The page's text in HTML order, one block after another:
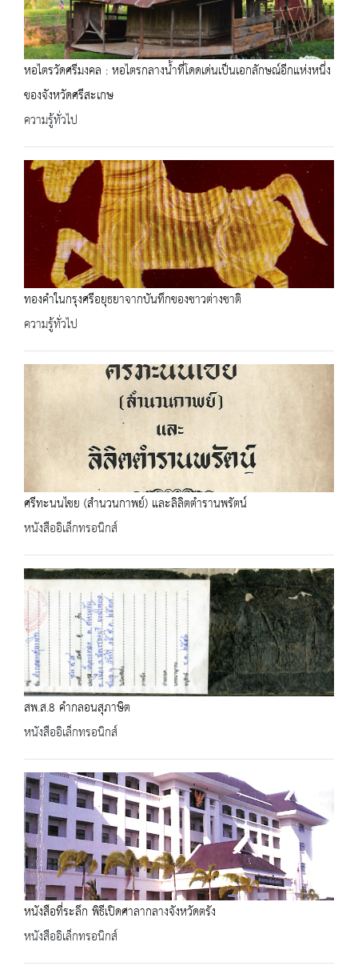
หอไตรวัดศรีมงคล : หอไตรกลางน้ำที่โดดเด่นเป็นเอกลักษณ์อีกแห่งหนึ่ง
ของจังหวัดศรีสะเกษ
ความรู้ทั่วไป
ทองคำในกรุงศรีอยุธยาจากบันทึกของชาวต่างชาติ
ความรู้ทั่วไป
ศรีทะนนไชย (สำนวนกาพย์) และลิลิตตำรานพรัตน์
หนังสืออิเล็กทรอนิกส์
สพ.ส.8 คำกลอนสุภาษิต
หนังสืออิเล็กทรอนิกส์
หนังสือที่ระลึก พิธีเปิดศาลากลางจังหวัดตรัง
หนังสืออิเล็กทรอนิกส์